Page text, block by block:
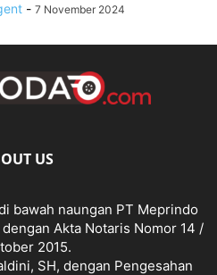
- 7 November 2024
US
bawah naungan PT Meprindo
Akta Notaris Nomor 14 /
2015.
SH, dengan Pengesahan